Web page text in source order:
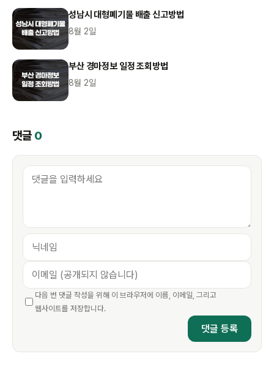
성남시 대형폐기물 배출 신고방법
8월 2일
부산 경마정보 일정 조회방법
8월 2일
댓글 0
다음 번 댓글 작성을 위해 이 브라우저에 이름, 이메일, 그리고
웹사이트를 저장합니다.